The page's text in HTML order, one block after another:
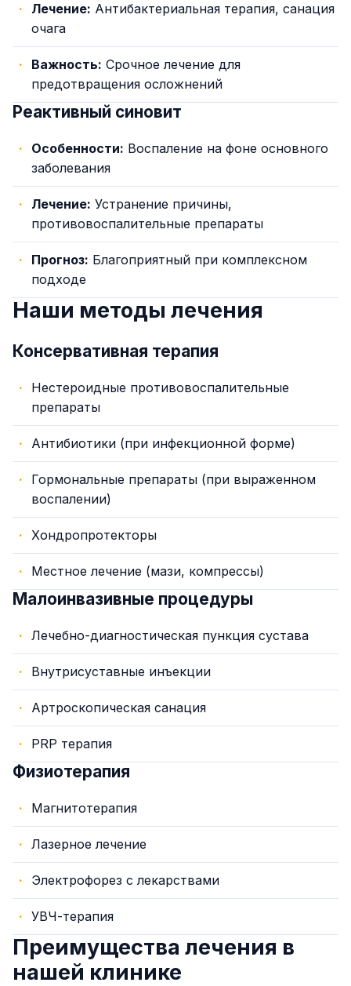
Лечение: Антибактериальная терапия, санация
очага
Важность: Срочное лечение для
предотвращения осложнений
Реактивный синовит
Особенности: Воспаление на фоне основного
заболевания
Лечение: Устранение причины,
противовоспалительные препараты
Прогноз: Благоприятный при комплексном
подходе
Наши методы лечения
Консервативная терапия
Нестероидные противовоспалительные
препараты
Антибиотики (при инфекционной форме)
Гормональные препараты (при выраженном
воспалении)
Хондропротекторы
Местное лечение (мази, компрессы)
Малоинвазивные процедуры
Лечебно-диагностическая пункция сустава
Внутрисуставные инъекции
Артроскопическая санация
PRP терапия
Физиотерапия
Магнитотерапия
Лазерное лечение
Электрофорез с лекарствами
УВЧ-терапия
Преимущества лечения в
нашей клинике